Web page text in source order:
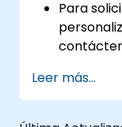
Para
Leer más...